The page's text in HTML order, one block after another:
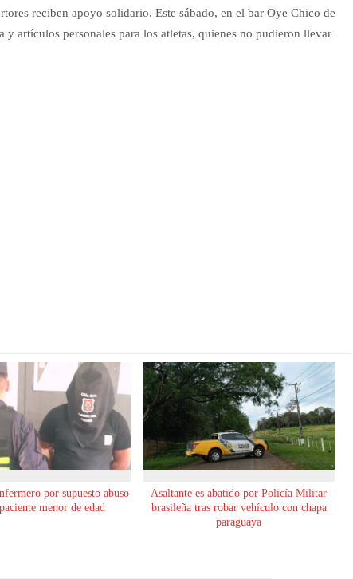
reciben apoyo solidario. Este sábado, en el bar Oye Chico de
y artículos personales para los atletas, quienes no pudieron llevar
por supuesto abuso
menor de edad
Asaltante es abatido por Policía Militar
brasileña tras robar vehículo con chapa
paraguaya